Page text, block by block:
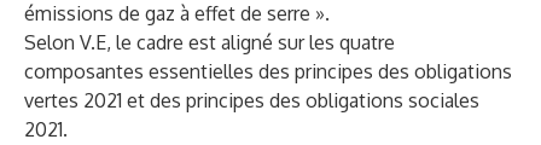
émissions de gaz à effet de serre ».
Selon V.E, le cadre est aligné sur les quatre
composantes essentielles des principes des obligations
vertes 2021 et des principes des obligations sociales
2021.